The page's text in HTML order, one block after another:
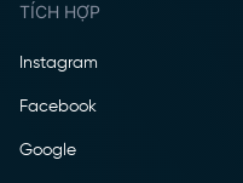
TÍCH HỢP
Instagram
Facebook
Google